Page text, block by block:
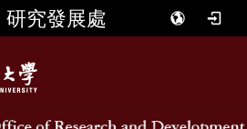
研究發展處